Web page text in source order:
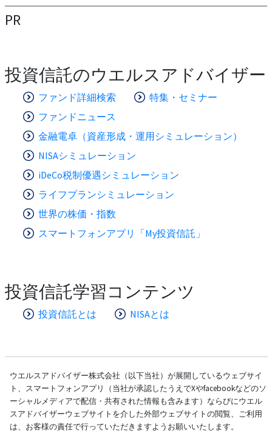
PR
投資信託のウエルスアドバイザー
ファンド詳細検索
特集・セミナー
ファンドニュース
金融電卓（資産形成・運用シミュレーション）
NISAシミュレーション
iDeCo税制優遇シミュレーション
ライフプランシミュレーション
世界の株価・指数
スマートフォンアプリ「My投資信託」
投資信託学習コンテンツ
投資信託とは NISAとは
ウエルスアドバイザー株式会社（以下当社）が展開しているウェブサイ
ト、スマートフォンアプリ（当社が承認したうえでXやfacebookなどのソ
ーシャルメディアで配信・共有された情報も含みます）ならびにウエル
スアドバイザーウェブサイトを介した外部ウェブサイトの閲覧、ご利用
は、お客様の責任で行っていただきますようお願いいたします。